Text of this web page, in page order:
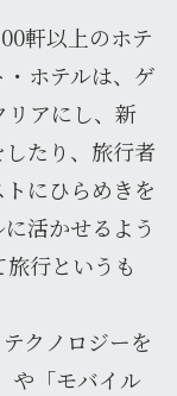
軒以上のホテ
ホテルは、ゲ
リアにし、新
たり、旅行者
にひらめきを
活かせるよう
行というも
クノロジーを
や「モバイル